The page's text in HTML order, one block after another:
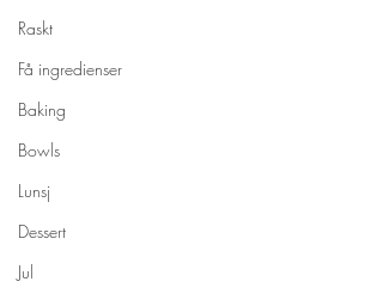
Raskt
Få ingredienser
Baking
Bowls
Lunsj
Dessert
Jul